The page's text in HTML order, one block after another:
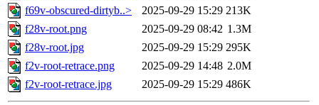
f69v-obscured-dirtyb..>
2025-09-29 15:29 213K
f28v-root.png
2025-09-29 08:42 1.3M
f28v-root.jpg
2025-09-29 15:29 295K
f2v-root-retrace.png
2025-09-29 14:48 2.0M
f2v-root-retrace.jpg
2025-09-29 15:29 486K